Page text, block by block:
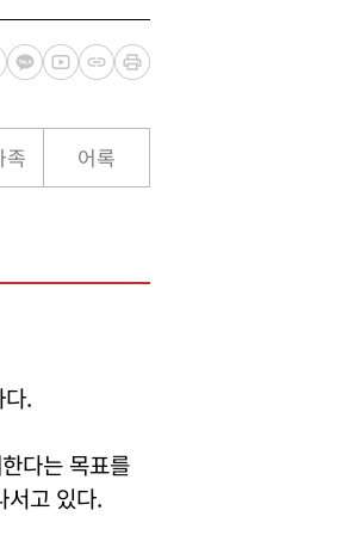
어록
.
다는 목표를
서고 있다.